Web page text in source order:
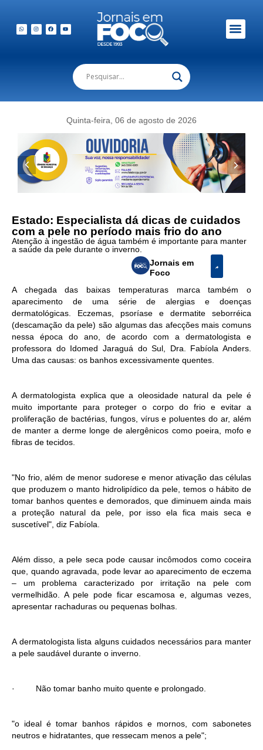
Quinta-feira, 06 de agosto de 2026
Estado: Especialista dá dicas de cuidados
com a pele no período mais frio do ano
Atenção à ingestão de água também é importante para manter
a saúde da pele durante o inverno.
Jornais em
Foco
A chegada das baixas temperaturas marca também o
aparecimento de uma série de alergias e doenças
dermatológicas. Eczemas, psoríase e dermatite seborréica
(descamação da pele) são algumas das afecções mais comuns
nessa época do ano, de acordo com a dermatologista e
professora do Idomed Jaraguá do Sul, Dra. Fabíola Anders.
Uma das causas: os banhos excessivamente quentes.
A dermatologista explica que a oleosidade natural da pele é
muito importante para proteger o corpo do frio e evitar a
proliferação de bactérias, fungos, vírus e poluentes do ar, além
de manter a derme longe de alergênicos como poeira, mofo e
fibras de tecidos.
"No frio, além de menor sudorese e menor ativação das células
que produzem o manto hidrolipídico da pele, temos o hábito de
tomar banhos quentes e demorados, que diminuem ainda mais
a proteção natural da pele, por isso ela fica mais seca e
suscetível", diz Fabíola.
Além disso, a pele seca pode causar incômodos como coceira
que, quando agravada, pode levar ao aparecimento de eczema
– um problema caracterizado por irritação na pele com
vermelhidão. A pele pode ficar escamosa e, algumas vezes,
apresentar rachaduras ou pequenas bolhas.
A dermatologista lista alguns cuidados necessários para manter
a pele saudável durante o inverno.
· Não tomar banho muito quente e prolongado.
"o ideal é tomar banhos rápidos e mornos, com sabonetes
neutros e hidratantes, que ressecam menos a pele";